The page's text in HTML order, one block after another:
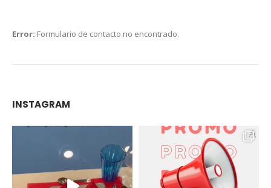
Error: Formulario de contacto no encontrado.
INSTAGRAM